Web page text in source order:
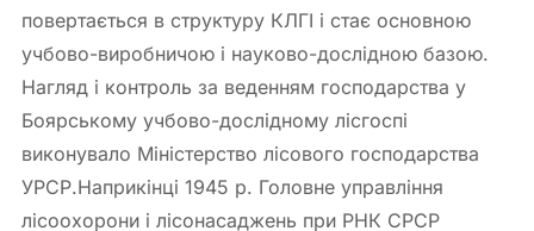
повертається в структуру КЛГІ і стає основною
учбово-виробничою і науково-дослідною базою.
Нагляд і контроль за веденням господарства у
Боярському учбово-дослідному лісгоспі
виконувало Міністерство лісового господарства
УРСР.Наприкінці 1945 р. Головне управління
лісоохорони і лісонасаджень при РНК СРСР